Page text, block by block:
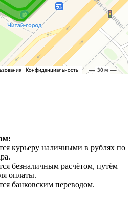
курьеру наличными в рублях по
безналичным расчётом, путём
оплаты.
банковским переводом.